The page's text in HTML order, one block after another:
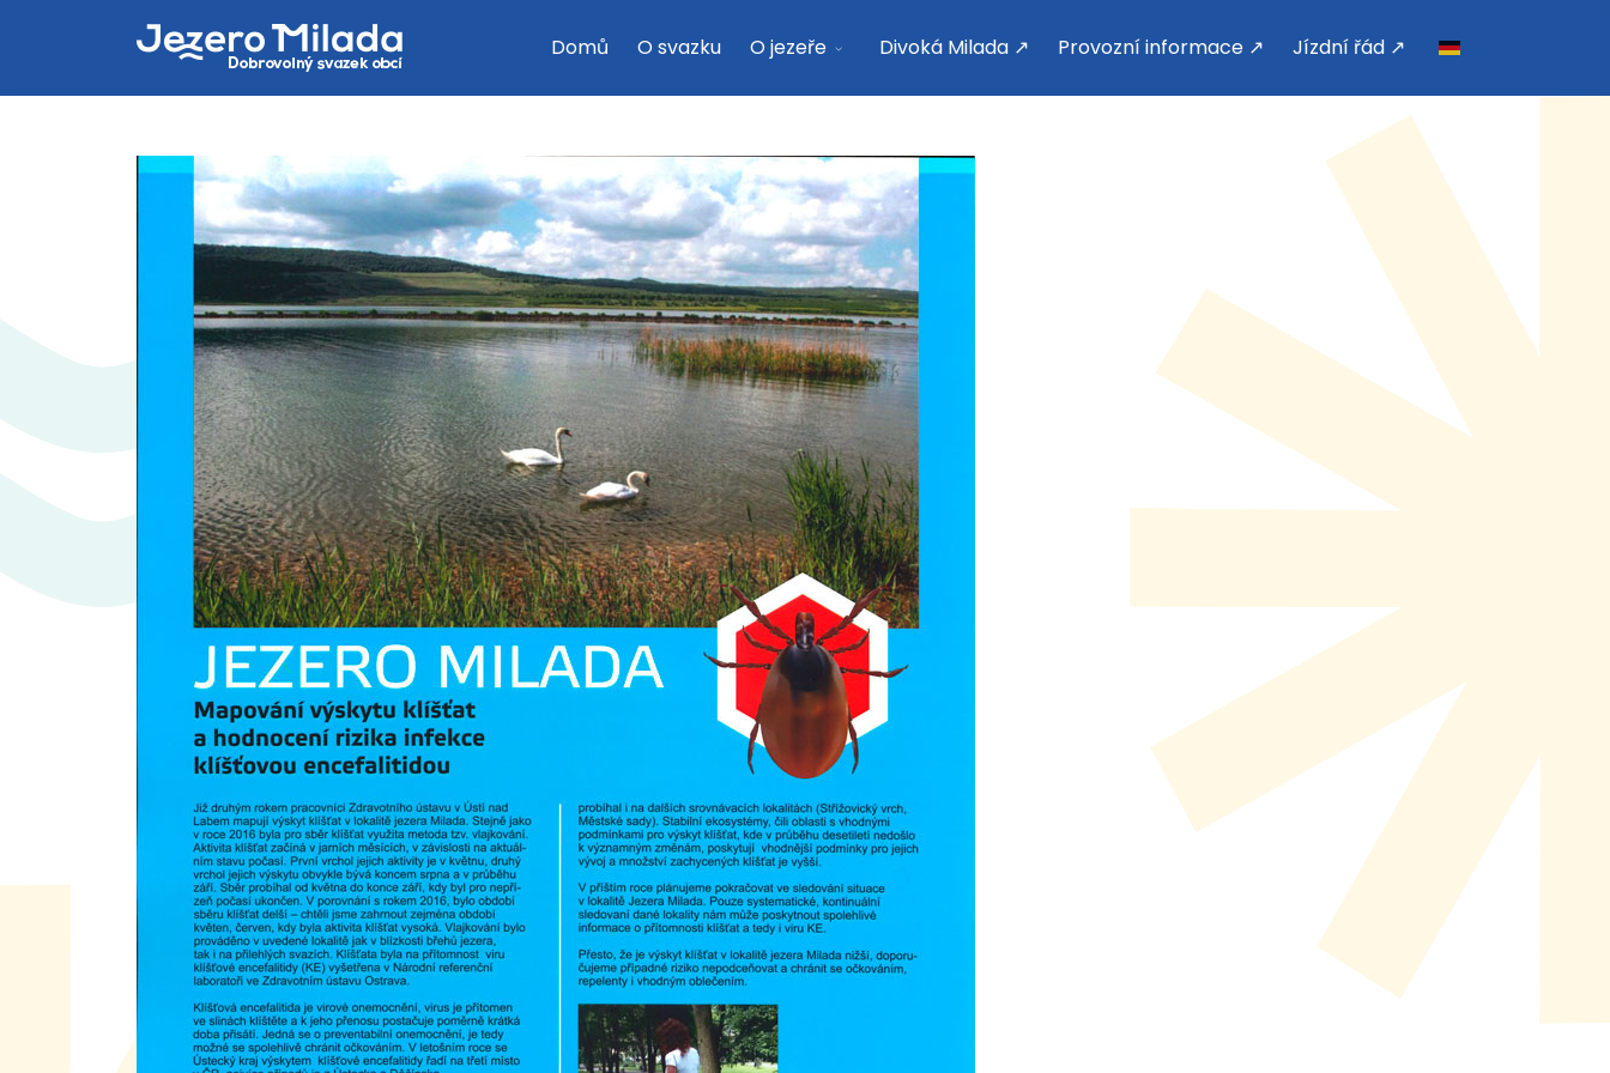
Domů O svazku O jezeře Divoká Milada ↗ Provozní informace ↗ Jízdní řád ↗